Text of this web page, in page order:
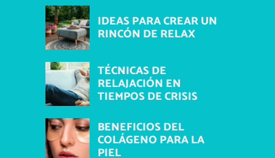
IDEAS PARA CREAR UN
RINCÓN DE RELAX
TÉCNICAS DE
RELAJACIÓN EN
TIEMPOS DE CRISIS
BENEFICIOS DEL
COLÁGENO PARA LA
PIEL